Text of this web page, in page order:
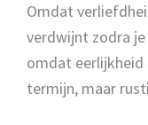
Omdat
verdwijnt zodra
omdat
termijn, maar